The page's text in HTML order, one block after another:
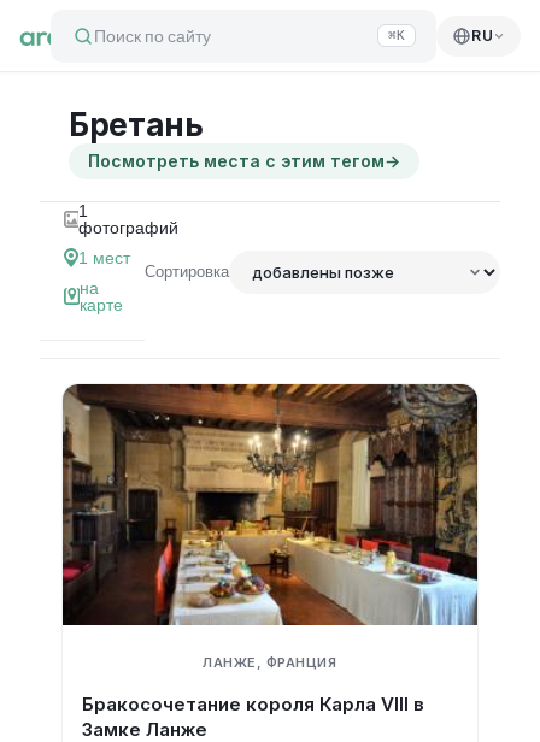
Поиск по сайту ⌘K RU
Бретань
Посмотреть места с этим тегом→
1
фотографий
1 мест
на
карте
Сортировка
ЛАНЖЕ, ФРАНЦИЯ
Бракосочетание короля Карла VIII в
Замке Ланже